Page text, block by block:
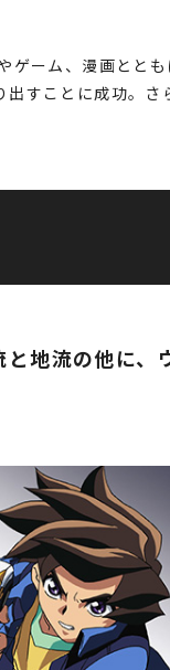
ーム、漫画とと
すことに成功。さ
地流の他に、